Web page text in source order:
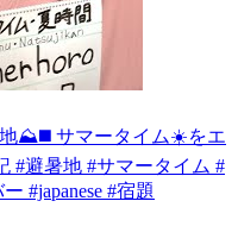
地⛰️◼️ サマータイム☀️をエ
#避暑地 #サマータイム #
#japanese #宿題